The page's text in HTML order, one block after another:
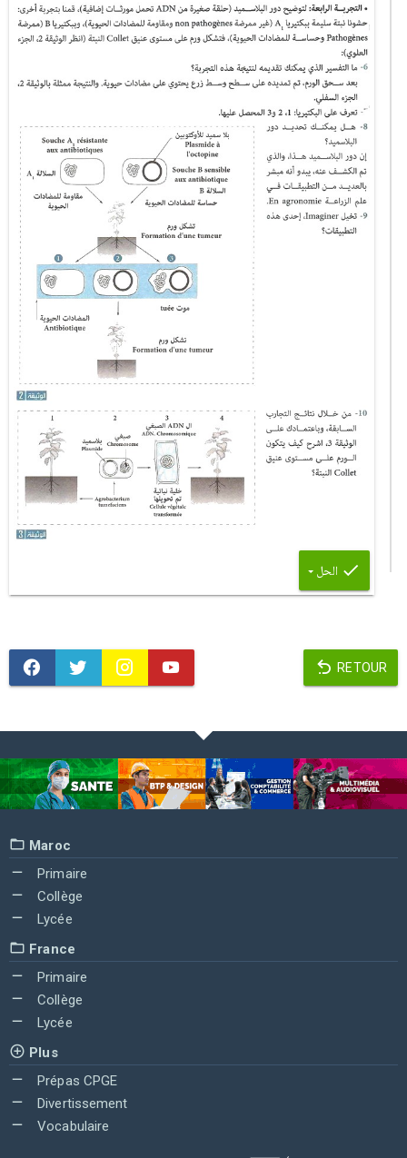
الحل
RETOUR
Maroc
Primaire
Collège
Lycée
France
Primaire
Collège
Lycée
Plus
Prépas CPGE
Divertissement
Vocabulaire